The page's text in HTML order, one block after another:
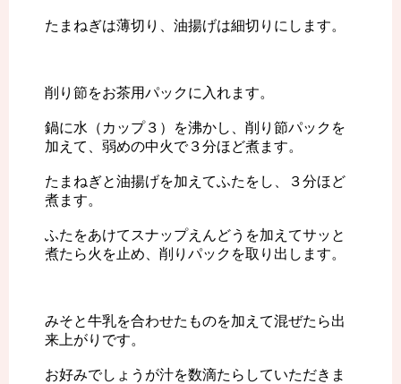
たまねぎは薄切り、油揚げは細切りにします。
削り節をお茶用パックに入れます。
鍋に水（カップ３）を沸かし、削り節パックを
加えて、弱めの中火で３分ほど煮ます。
たまねぎと油揚げを加えてふたをし、３分ほど
煮ます。
ふたをあけてスナップえんどうを加えてサッと
煮たら火を止め、削りパックを取り出します。
みそと牛乳を合わせたものを加えて混ぜたら出
来上がりです。
お好みでしょうが汁を数滴たらしていただきま